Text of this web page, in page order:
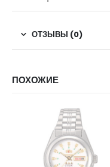
ОТЗЫВЫ (0)
ПОХОЖИЕ
НЕТ В НАЛИЧИИ